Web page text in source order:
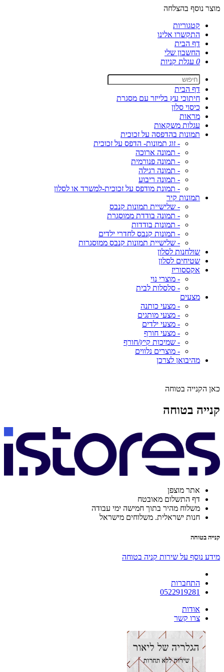
מוצר נוסף בהצלחה
קטגוריות
התקשרו אלינו
דף הבית
החשבון שלי
0 עגלת קניות
דף הבית
חיתוכי עץ בלייזר עם מסגרת
כיסוי סלון
מראות
עגלות משקאות
תמונות בהדפסה על זכוכית
- זוג תמונות- הדפס על זכוכית
- תמונה ארוכה
- תמונה פנורמית
- תמונה רגילה
- תמונה ריבוע
- תמונת מודפס על זכוכית-למשרד או לסלון
תמונות קיר
- שלישיית תמונות קנבס
- תמונה בודדת ממוסגרת
- תמונות בודדות
- תמונות קנבס לחדרי ילדים
- שלישיית תמונות קנבס ממוסגרות
שולחנות לסלון
שטיחים לסלון
אקססוריז
- מוצרי נוי
- סלסלות לבית
מצעים
- מצעי כותנה
- מצעי מותגים
- מצעי ילדים
- מצעי חורף
- שמיכות קיץ/חורף
- מוצרים נלווים
מהיבואן לצרכן
כאן הקנייה בטוחה
קנייה בטוחה
אתר מוצפן
דף התשלום מאובטח
משלוח מהיר בתוך חמישה ימי עבודה
חנות ישראלית. משלוחים מישראל
קנייה בטוחה
מידע נוסף על שירות קניה בטוחה
התחברות
0522919281
אודות
צרו קשר